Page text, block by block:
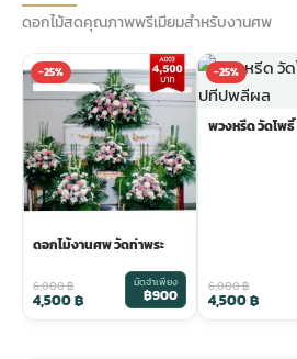
ดอกไม้สดคุณภาพพรีเมียมสำหรับงานศพ
-25%
ดอกไม้งานศพ วัดท่าพระ
6,000฿
4,500฿
มัดจำเพียง
฿900
-25%
พวงหรีด วัดโพธิ์
6,000฿
4,500฿